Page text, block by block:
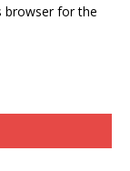
browser for the